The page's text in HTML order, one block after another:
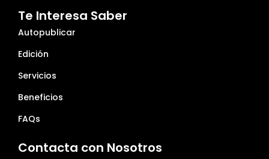
Te Interesa Saber
Autopublicar
Edición
Servicios
Beneficios
FAQs
Contacta con Nosotros